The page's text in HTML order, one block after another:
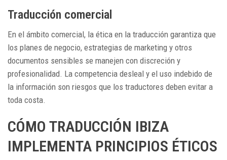
Traducción comercial
En el ámbito comercial, la ética en la traducción garantiza que
los planes de negocio, estrategias de marketing y otros
documentos sensibles se manejen con discreción y
profesionalidad. La competencia desleal y el uso indebido de
la información son riesgos que los traductores deben evitar a
toda costa.
CÓMO TRADUCCIÓN IBIZA
IMPLEMENTA PRINCIPIOS ÉTICOS